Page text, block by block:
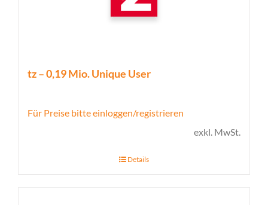
tz – 0,19 Mio. Unique User
Für Preise bitte einloggen/registrieren
exkl. MwSt.
Details